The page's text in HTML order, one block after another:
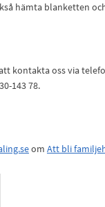
hämta blanketten
kontakta oss via
143 78.
om Att bli